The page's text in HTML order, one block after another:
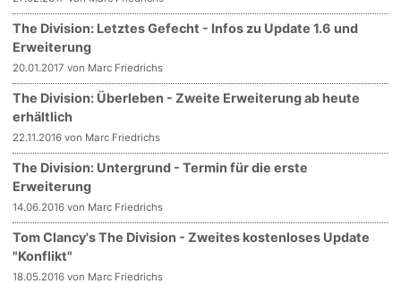
The Division: Letztes Gefecht - Infos zu Update 1.6 und
Erweiterung
20.01.2017 von Marc Friedrichs
The Division: Überleben - Zweite Erweiterung ab heute
erhältlich
22.11.2016 von Marc Friedrichs
The Division: Untergrund - Termin für die erste
Erweiterung
14.06.2016 von Marc Friedrichs
Tom Clancy's The Division - Zweites kostenloses Update
"Konflikt"
18.05.2016 von Marc Friedrichs